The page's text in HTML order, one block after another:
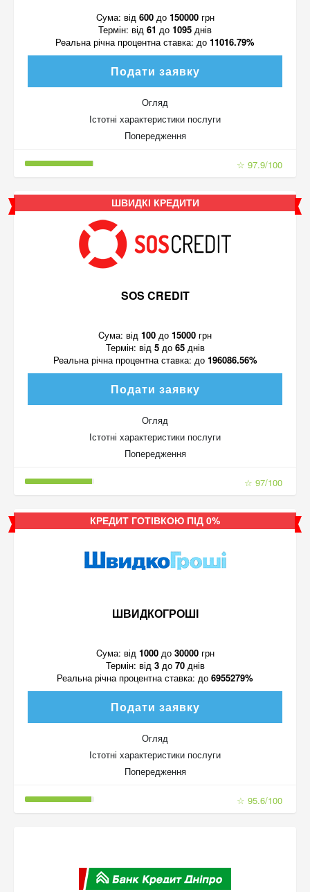
Cума: від 600до 150000грн
Термін: від 61 до 1095 днів
Реальна річна процентна ставка: до 11016.79%
Подати заявку
Огляд
Істотні характеристики послуги
Попередження
☆ 97.9/100
ШВИДКІ КРЕДИТИ
SOS CREDIT
Cума: від 100 до 15000 грн
Термін: від 5до 65днів
Реальна річна процентна ставка: до 196086.56%
Подати заявку
Огляд
Істотні характеристики послуги
Попередження
☆ 97/100
КРЕДИТ ГОТІВКОЮ ПІД 0%
ШВИДКОГРОШІ
Cума: від 1000до 30000грн
Термін: від 3до 70днів
Реальна річна процентна ставка: до 6955279%
Подати заявку
Огляд
Істотні характеристики послуги
Попередження
☆ 95.6/100